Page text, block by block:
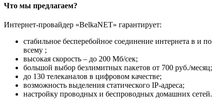
Что мы предлагаем?
Интернет-провайдер «BelkaNET» гарантирует:
стабильное бесперебойное соединение интернета в и по
всему ;
высокая скорость – до 200 Мб/сек;
большой выбор безлимитных пакетов от 700 руб./месяц;
до 130 телеканалов в цифровом качестве;
возможность выделения статического IP-адреса;
настройку проводных и беспроводных домашних сетей.